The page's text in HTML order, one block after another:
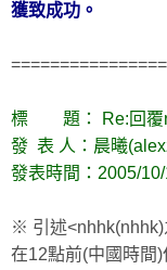
獲致成功。
標 題： Re:回覆
發 表 人：晨曦
發表時間：2005/
※ 引述<nhhk(nhhk)
在12點前(中國時間